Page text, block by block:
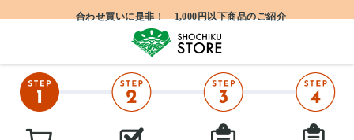
合わせ買いに是非！ 1,000円以下商品のご紹介